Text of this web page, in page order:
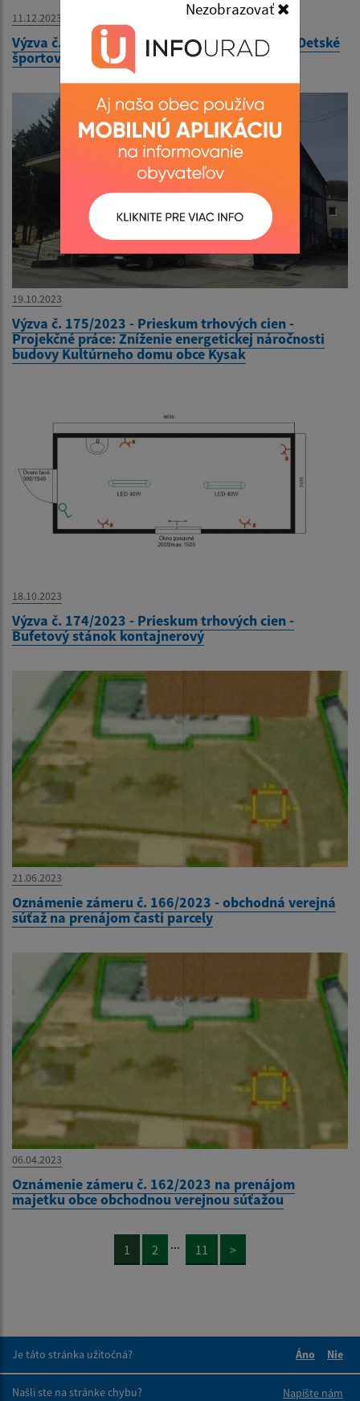
Nezobrazovať
11.12.2023
Výzva č. 179/2023 - Prieskum trhových cien - Detské
športové ihrisko v Materskej škole Kysak 210
19.10.2023
Výzva č. 175/2023 - Prieskum trhových cien -
Projekčné práce: Zníženie energetickej náročnosti
budovy Kultúrneho domu obce Kysak
18.10.2023
Výzva č. 174/2023 - Prieskum trhových cien -
Bufetový stánok kontajnerový
21.06.2023
Oznámenie zámeru č. 166/2023 - obchodná verejná
súťaž na prenájom časti parcely
06.04.2023
Oznámenie zámeru č. 162/2023 na prenájom
majetku obce obchodnou verejnou súťažou
1 2 ... 11 >
Je táto stránka užitočná?
Áno
Nie
Našli ste na stránke chybu?
Napíšte nám